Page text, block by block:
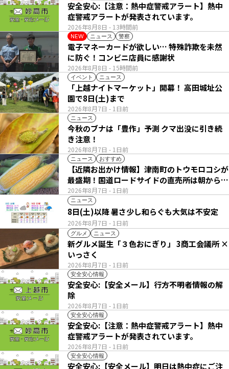
2026年8月8日 - 13時間前
安全安心:【注意：熱中症警戒アラート】熱中
症警戒アラートが発表されています。
NEW ニュース 警察
2026年8月8日 - 15時間前
電子マネーカードが欲しい… 特殊詐欺を未然
に防ぐ！コンビニ店員に感謝状
イベント ニュース
2026年8月7日 - 1日前
「上越ナイトマーケット」開幕！ 高田城址公
園で8日(土)まで
ニュース
2026年8月7日 - 1日前
今秋のブナは「豊作」予測 クマ出没に引き続
き注意！
ニュース おすすめ
2026年8月7日 - 1日前
【近隣お出かけ情報】津南町のトウモロコシが
最盛期！国道ロードサイドの直売所は朝から長
い列
ニュース
2026年8月7日 - 1日前
8日(土)以降 暑さ少し和らぐも大気は不安定
グルメ ニュース
2026年8月7日 - 1日前
新グルメ誕生「３色おにぎり」 3商工会議所 ×
いっさく
安全安心情報
2026年8月7日 - 1日前
安全安心:【安全メール】行方不明者情報の解
除
安全安心情報
2026年8月7日 - 1日前
安全安心:【注意：熱中症警戒アラート】熱中
症警戒アラートが発表されています。
安全安心情報
安全安心:【安全メール】明日は熱中症にご注